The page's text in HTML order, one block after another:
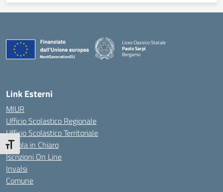
Attiva/disattiva dimensione testo
Liceo Classico Statale
Paolo Sarpi
Bergamo
— Visita la pagina iniziale della scuola
Link Esterni
MIUR
Ufficio Scolastico Regionale
Ufficio Scolastico Territoriale
Scuola in Chiaro
Iscrizioni On Line
Invalsi
Comune